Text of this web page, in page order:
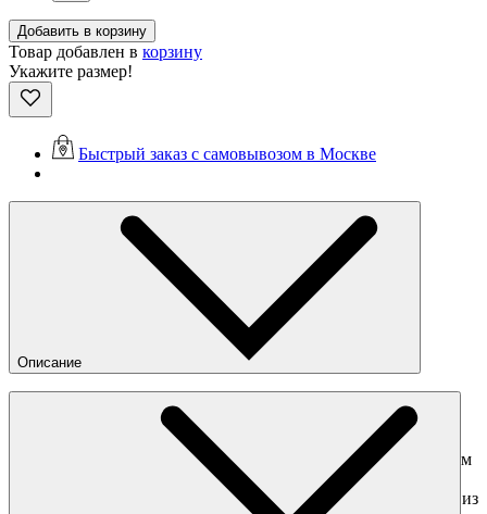
Добавить в корзину
Товар добавлен в корзину
Укажите размер!
Быстрый заказ с самовывозом в Москве
Описание
Компактный бумажник NETTOMIND, практически не
занимающий места в сумке или кармане. Он сделан из
высококачественной кожи разных типов. Лицевая сторона
сделана из премиальной кожи и декорирована едва уловимым
паттерном. Особое внимание уделено практичности: вы
можете совершать бесконтактную оплату, не вынимая карту из